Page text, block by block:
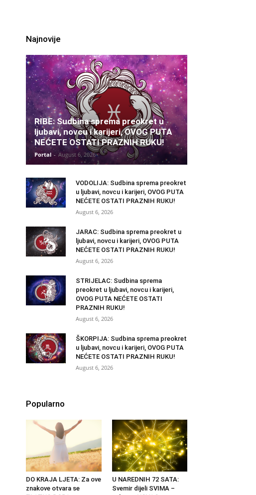
Najnovije
RIBE: Sudbina sprema preokret u
ljubavi, novcu i karijeri, OVOG PUTA
NEĆETE OSTATI PRAZNIH RUKU!
Portal - August 6, 2026
VODOLIJA: Sudbina sprema preokret
u ljubavi, novcu i karijeri, OVOG PUTA
NEĆETE OSTATI PRAZNIH RUKU!
August 6, 2026
JARAC: Sudbina sprema preokret u
ljubavi, novcu i karijeri, OVOG PUTA
NEĆETE OSTATI PRAZNIH RUKU!
August 6, 2026
STRIJELAC: Sudbina sprema
preokret u ljubavi, novcu i karijeri,
OVOG PUTA NEĆETE OSTATI
PRAZNIH RUKU!
August 6, 2026
ŠKORPIJA: Sudbina sprema preokret
u ljubavi, novcu i karijeri, OVOG PUTA
NEĆETE OSTATI PRAZNIH RUKU!
August 6, 2026
Popularno
DO KRAJA LJETA: Za ove
znakove otvara se
U NAREDNIH 72 SATA:
Svemir dijeli SVIMA –